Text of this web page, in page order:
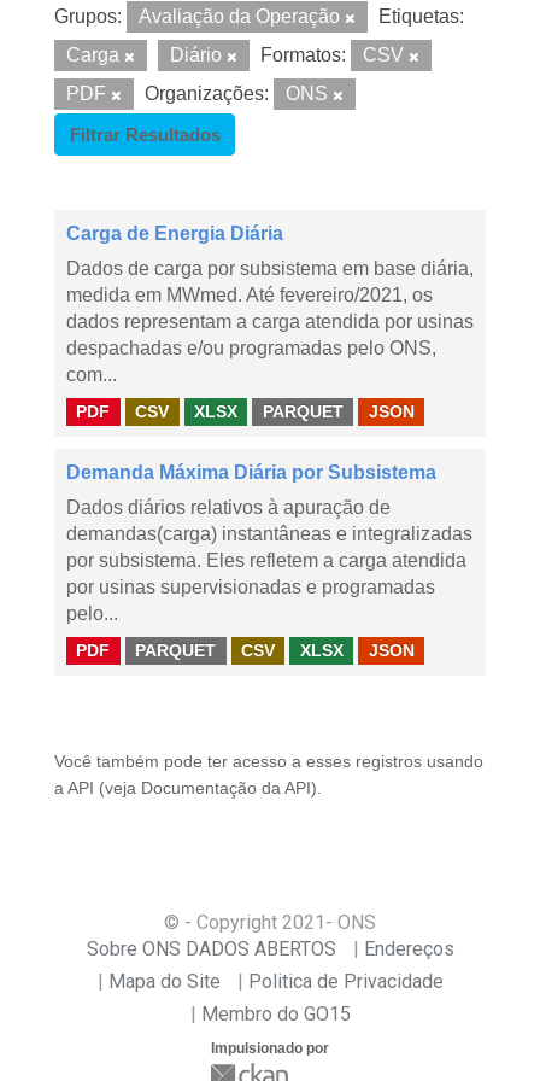
Grupos: Avaliação da Operação
Etiquetas:
Carga
Diário Formatos:
CSV
PDF
Organizações:
ONS
Filtrar Resultados
Carga de Energia Diária
Dados de carga por subsistema em base diária,
medida em MWmed. Até fevereiro/2021, os
dados representam a carga atendida por usinas
despachadas e/ou programadas pelo ONS,
com...
PDF CSV XLSX PARQUET JSON
Demanda Máxima Diária por Subsistema
Dados diários relativos à apuração de
demandas(carga) instantâneas e integralizadas
por subsistema. Eles refletem a carga atendida
por usinas supervisionadas e programadas
pelo...
PDF PARQUET CSV XLSX JSON
Você também pode ter acesso a esses registros usando
a API (veja Documentação da API ).
© - Copyright 2021 - ONS
Sobre ONS DADOS ABERTOS
Endereços
Mapa do Site
Politica de Privacidade
Membro do GO15
Impulsionado por